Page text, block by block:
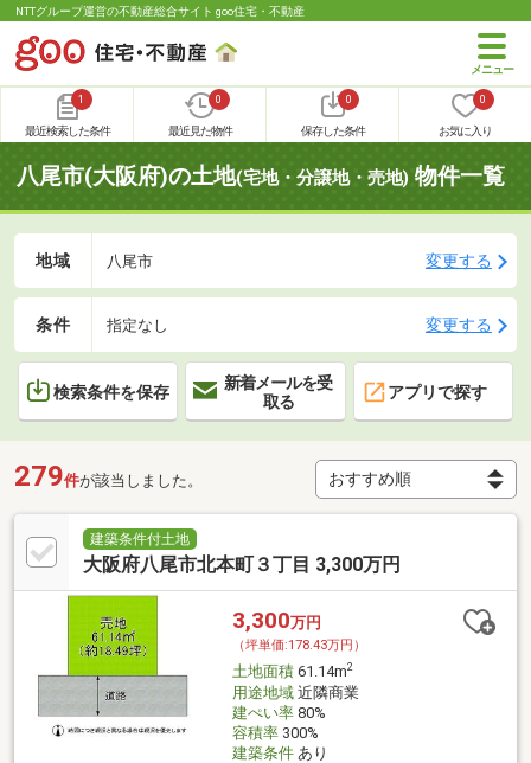
NTTグループ運営の不動産総合サイト goo住宅・不動産
1
最近検索した条件
0
最近見た物件
0
保存した条件
0
お気に入り
八尾市(大阪府)の土地(宅地・分譲地・売地) 物件一覧
地域 八尾市 変更する
条件 指定なし 変更する
検索条件を保存
新着メールを受
取る
アプリで探す
279件が該当しました。
建築条件付土地
大阪府八尾市北本町３丁目 3,300万円
3,300万円
（坪単価:178.43万円）
土地面積61.14m2
用途地域近隣商業
建ぺい率80%
容積率300%
建築条件あり